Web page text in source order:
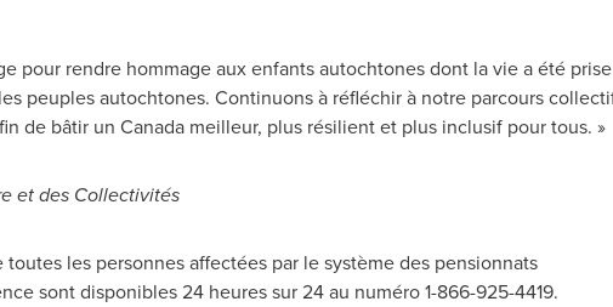
pour rendre hommage aux enfants autochtones dont la vie a été prise
peuples autochtones. Continuons à réfléchir à notre parcours
de bâtir un Canadameilleur, plus résilient et plus inclusif pour tous. »
et des Collectivités
les personnes affectées par le système des pensionnats
sont disponibles 24 heures sur 24 au numéro 1-866-925-4419.